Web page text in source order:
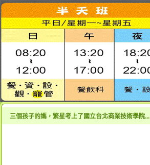
三個孩子的媽，繁星考上了國立台北商業技術學院...